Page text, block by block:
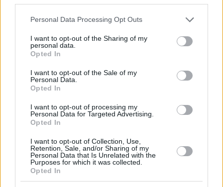
Please note that this website/app uses one or more Google
not limited to your visit or usage behaviour. You may click to
grant or deny consent to Google and its third-party tags to
use your data for below specified purposes in below Google
consent section.
Personal Data Processing Opt Outs
I want to opt-out of the Sharing of my
personal data.
Opted In
I want to opt-out of the Sale of my
Personal Data.
Opted In
I want to opt-out of processing my
Personal Data for Targeted Advertising.
Opted In
I want to opt-out of Collection, Use,
Retention, Sale, and/or Sharing of my
Personal Data that Is Unrelated with the
Purposes for which it was collected.
Opted In